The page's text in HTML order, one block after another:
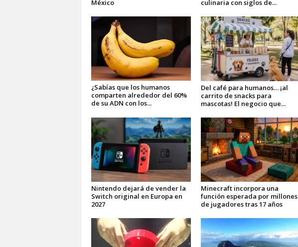
México
culinaria con siglos de...
¿Sabías que los humanos
comparten alrededor del 60%
de su ADN con los...
Del café para humanos… ¡al
carrito de snacks para
mascotas! El negocio que...
Nintendo dejará de vender la
Switch original en Europa en
2027
Minecraft incorpora una
función esperada por millones
de jugadores tras 17 años